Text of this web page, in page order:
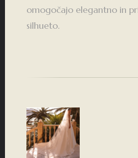
omogočajo elegantno in
silhueto.